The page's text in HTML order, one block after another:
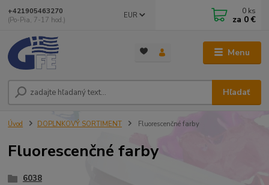
Menu
EUR
Hľadať
+421905463270
(Po-Pia, 7-17 hod.)
0 ks
za 0 €
Úvod DOPLNKOVÝ SORTIMENT Fluorescenčné farby
Fluorescenčné farby
6038